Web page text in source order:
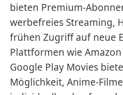
bieten Premium-
werbefreies Streaming,
frühen Zugriff auf neue
Plattformen wie
Google Play Movies
Möglichkeit, Anime-